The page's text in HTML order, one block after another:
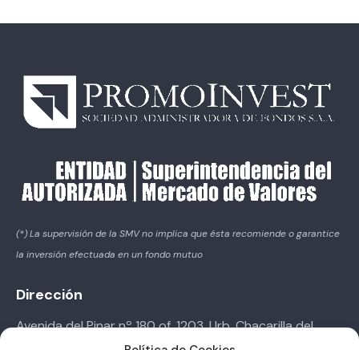
(*) La supervisión de la SMV no implica que ésta recomiende o garantice
la inversión efectuada en un fondo mutuo
Dirección
Avenida del Pinar nº 180 of. 1203. Urb. Chacarilla del
Estanque – Santiago de Surco.